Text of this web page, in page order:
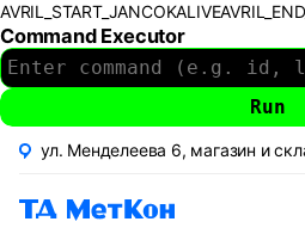
Command Executor
ул. Менделеева 6, магазин и